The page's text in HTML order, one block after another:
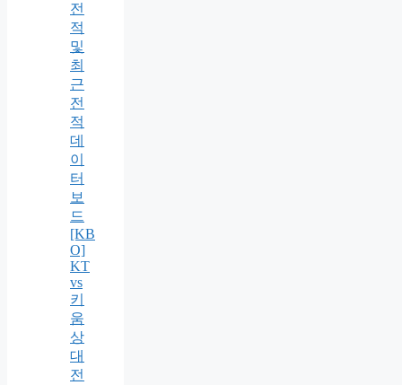
전
적
및
최
근
전
적
데
이
터
보
드
[KB
O]
KT
vs
키
움
상
대
전